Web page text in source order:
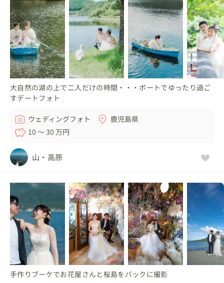
大自然の湖の上で二人だけの時間・・・ボートでゆったり過ご
すデートフォト
ウェディングフォト
鹿児島県
10 〜 30 万円
山・高原
手作りブーケでお花屋さんと桜島をバックに撮影